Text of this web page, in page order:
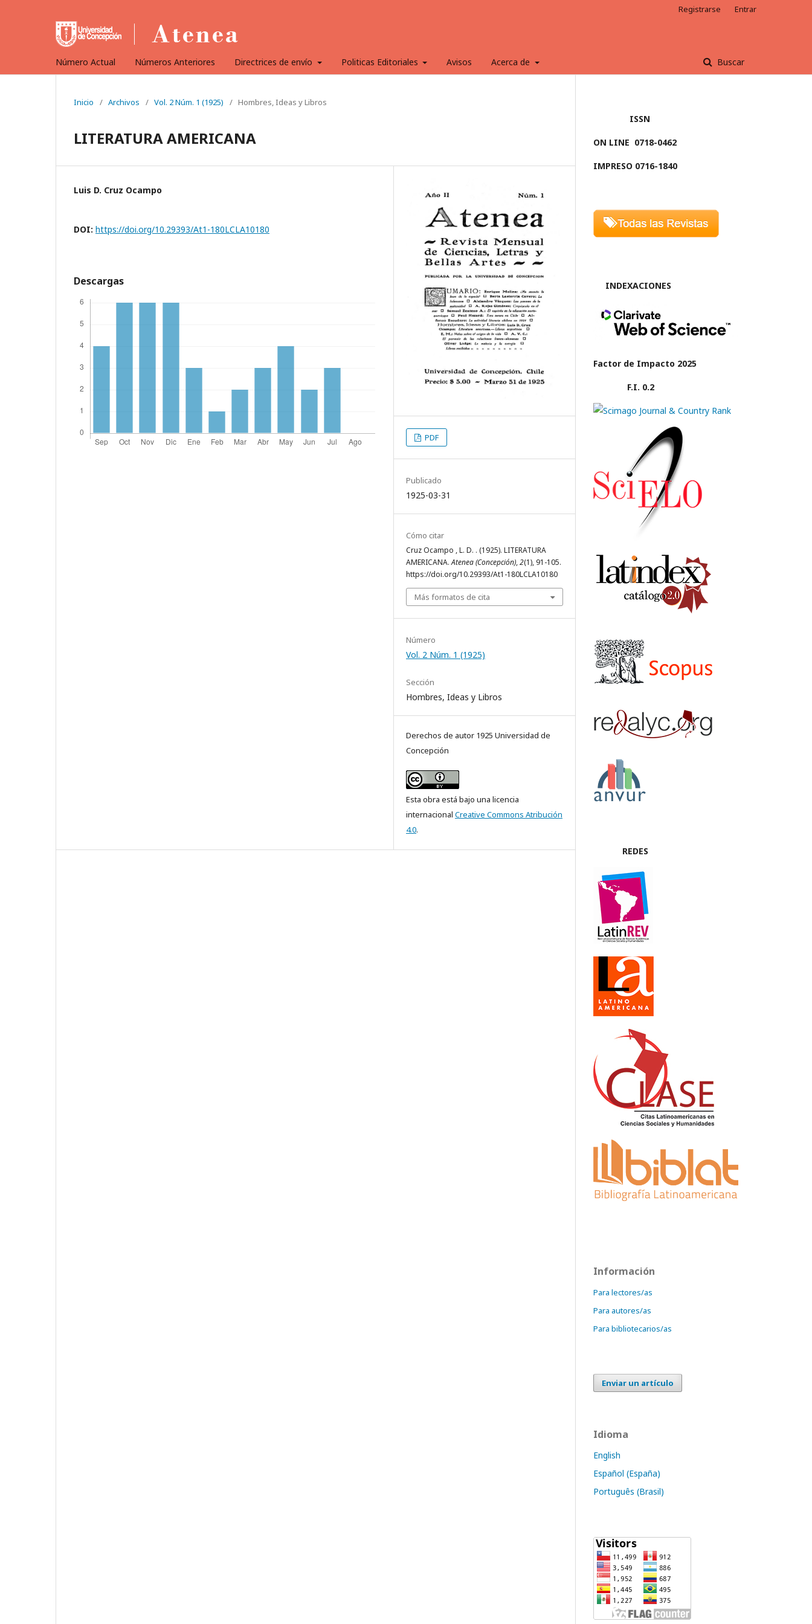
Número Actual Números Anteriores Directrices de envío Politicas Editoriales Avisos Acerca de Buscar
Registrarse Entrar
Inicio / Archivos / Vol. 2 Núm. 1 (1925) / Hombres, Ideas y Libros
LITERATURA AMERICANA
Luis D. Cruz Ocampo
DOI: https://doi.org/10.29393/At1-180LCLA10180
Descargas
PDF
Publicado
1925-03-31
Cómo citar
Cruz Ocampo , L. D. . (1925). LITERATURA
AMERICANA.Atenea (Concepción),2(1), 91-105.
https://doi.org/10.29393/At1-180LCLA10180
Más formatos de cita
Número
Vol. 2 Núm. 1 (1925)
Sección
Hombres, Ideas y Libros
Derechos de autor 1925 Universidad de
Concepción
Esta obra está bajo una licencia
internacional Creative Commons Atribución
4.0.
ISSN
ON LINE 0718-0462
IMPRESO 0716-1840
INDEXACIONES
Factor de Impacto 2025
F.I. 0.2
REDES
Información
Para lectores/as
Para autores/as
Para bibliotecarios/as
Enviar un artículo
Idioma
English
Español (España)
Português (Brasil)